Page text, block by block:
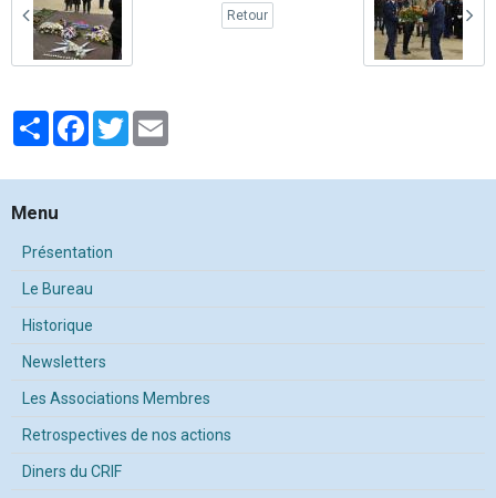
Retour
PartagerFacebook
Twitter
Menu
Présentation
Le Bureau
Historique
Newsletters
Les Associations Membres
Retrospectives de nos actions
Diners du CRIF